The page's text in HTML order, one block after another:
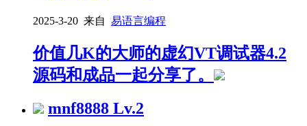
2025-3-20 来自 易语言编程
价值几K的大师的虚幻VT调试器4.2
源码和成品一起分享了。
mnf8888 Lv.2